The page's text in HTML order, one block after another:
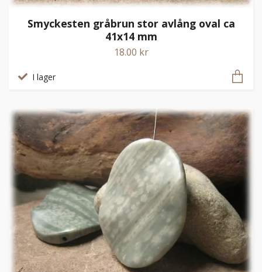
Smyckesten gråbrun stor avlång oval ca
41x14 mm
18.00 kr
I lager